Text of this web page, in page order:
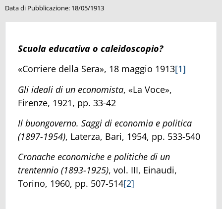
Data di Pubblicazione: 18/05/1913
Scuola educativa o caleidoscopio?
«Corriere della Sera», 18 maggio 1913[1]
Gli ideali di un economista, «La Voce»,
Firenze, 1921, pp. 33-42
Il buongoverno. Saggi di economia e politica
(1897-1954), Laterza, Bari, 1954, pp. 533-540
Cronache economiche e politiche di un
trentennio (1893-1925), vol. III, Einaudi,
Torino, 1960, pp. 507-514[2]